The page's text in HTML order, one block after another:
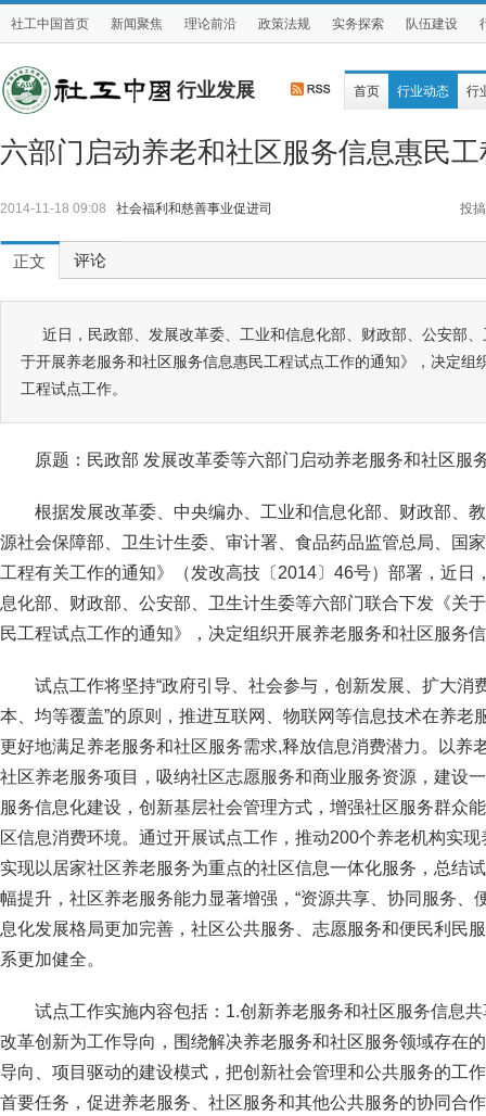
社工中国首页 新闻聚焦 理论前沿 政策法规 实务探索 队伍建设
行业发展 首页 行业动态 行
六部门启动养老和社区服务信息惠民
2014-11-18 09:08 社会福利和慈善事业促进司 投搞
正文 评论
近日，民政部、发展改革委、工业和信息化部、财政部、公安部
于开展养老服务和社区服务信息惠民工程试点工作的通知》，决定组
工程试点工作。
原题：民政部 发展改革委等六部门启动养老服务和社区服
根据发展改革委、中央编办、工业和信息化部、财政部、
源社会保障部、卫生计生委、审计署、食品药品监管总局、国
工程有关工作的通知》（发改高技〔2014〕46号）部署，近日
息化部、财政部、公安部、卫生计生委等六部门联合下发《关
民工程试点工作的通知》，决定组织开展养老服务和社区服务
试点工作将坚持“政府引导、社会参与，创新发展、扩大消
本、均等覆盖”的原则，推进互联网、物联网等信息技术在养老
更好地满足养老服务和社区服务需求,释放信息消费潜力。以养
社区养老服务项目，吸纳社区志愿服务和商业服务资源，建设
服务信息化建设，创新基层社会管理方式，增强社区服务群众
区信息消费环境。通过开展试点工作，推动200个养老机构实
实现以居家社区养老服务为重点的社区信息一体化服务，总结
幅提升，社区养老服务能力显著增强，“资源共享、协同服务、
息化发展格局更加完善，社区公共服务、志愿服务和便民利民
系更加健全。
试点工作实施内容包括：1.创新养老服务和社区服务信息
改革创新为工作导向，围绕解决养老服务和社区服务领域存在
导向、项目驱动的建设模式，把创新社会管理和公共服务的工
首要任务，促进养老服务、社区服务和其他公共服务的协同合